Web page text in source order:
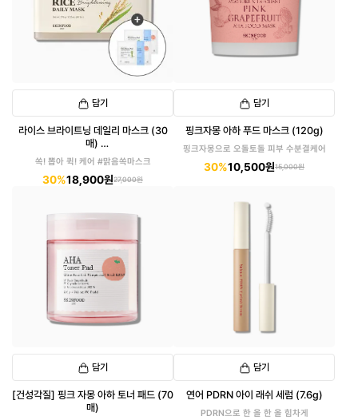
담기
라이스 브라이트닝 데일리 마스크 (30
매)
(패드 6매입 증정)
쏙! 뽑아 퀵! 케어 #맑음쏙마스크
30%18,900원27,000원
담기
핑크자몽 아하 푸드 마스크 (120g)
핑크자몽으로 오돌토돌 피부 수분결케어
30%10,500원15,000원
담기
[건성각질] 핑크 자몽 아하 토너 패드 (70
매)
담기
연어 PDRN 아이 래쉬 세럼 (7.6g)
PDRN으로 한 올 한 올 힘차게